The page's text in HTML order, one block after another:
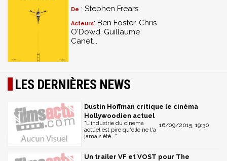
De : Stephen Frears
Acteurs: Ben Foster, Chris
O'Dowd, Guillaume
Canet...
LES DERNIÈRES NEWS
Dustin Hoffman critique le cinéma
Hollywoodien actuel
16/09/2015, 19:30
"L'industrie du cinéma
actuel est pire qu'elle ne l'a
jamais été..."
Un trailer VF et VOST pour The